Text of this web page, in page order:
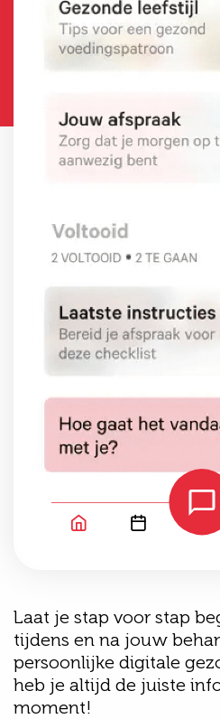
Laat je stap voor stap
tijdens en na jouw
persoonlijke digitale
heb je altijd de juiste
moment!